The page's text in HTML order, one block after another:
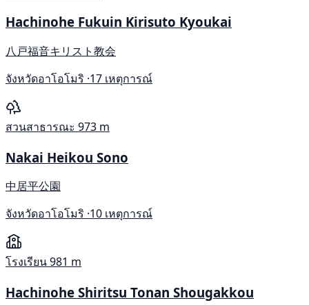
Hachinohe Fukuin Kirisuto Kyoukai
八戸福音キリスト教会
จังหวัดอาโอโมริ ·17 เหตุการณ์
สวนสาธารณะ 973 m
Nakai Heikou Sono
中居平公園
จังหวัดอาโอโมริ ·10 เหตุการณ์
โรงเรียน981 m
Hachinohe Shiritsu Tonan Shougakkou